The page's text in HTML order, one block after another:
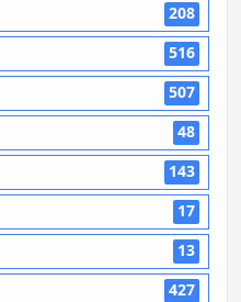
208
516
507
48
143
17
13
427